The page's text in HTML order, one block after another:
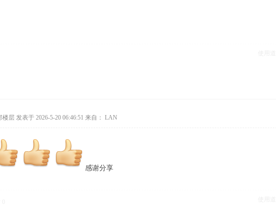
楼层 发表于 2026-5-20 06:46:51 来自： LAN
感谢分享